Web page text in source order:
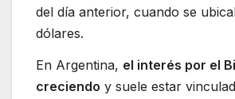
del día anterior, cuando se
dólares.
En Argentina, el interés por el
creciendo y suele estar